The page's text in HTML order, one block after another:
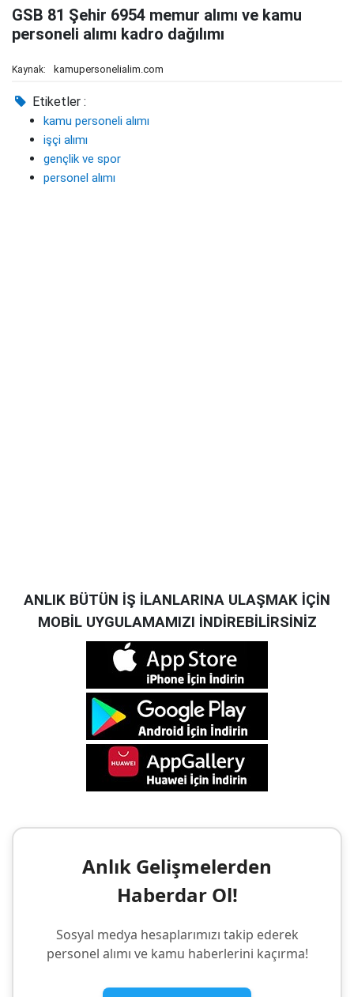
GSB 81 Şehir 6954 memur alımı ve kamu
personeli alımı kadro dağılımı
Kaynak: kamupersonelialim.com
Etiketler :
kamu personeli alımı
işçi alımı
gençlik ve spor
personel alımı
ANLIK BÜTÜN İŞ İLANLARINA ULAŞMAK İÇİN
MOBİL UYGULAMAMIZI İNDİREBİLİRSİNİZ
Anlık Gelişmelerden
Haberdar Ol!
Sosyal medya hesaplarımızı takip ederek
personel alımı ve kamu haberlerini kaçırma!